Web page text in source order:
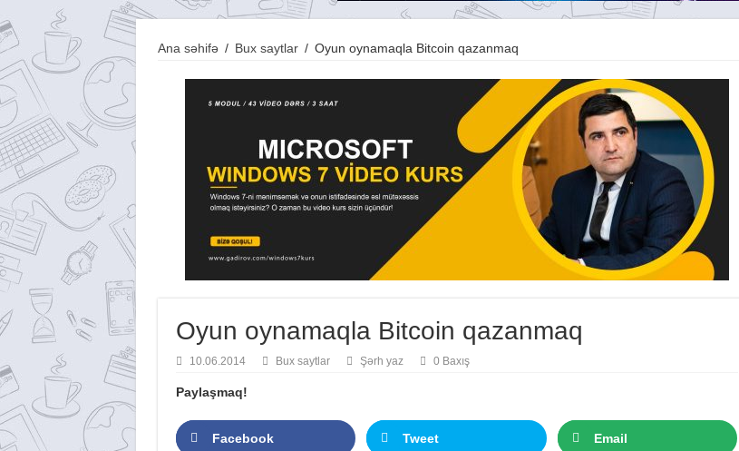
Ana səhifə / Bux saytlar / Oyun oynamaqla Bitcoin qazanmaq
Oyun oynamaqla Bitcoin qazanmaq
10.06.2014 Bux saytlar Şərh yaz 0 Baxış
Paylaşmaq!
Facebook Tweet Email